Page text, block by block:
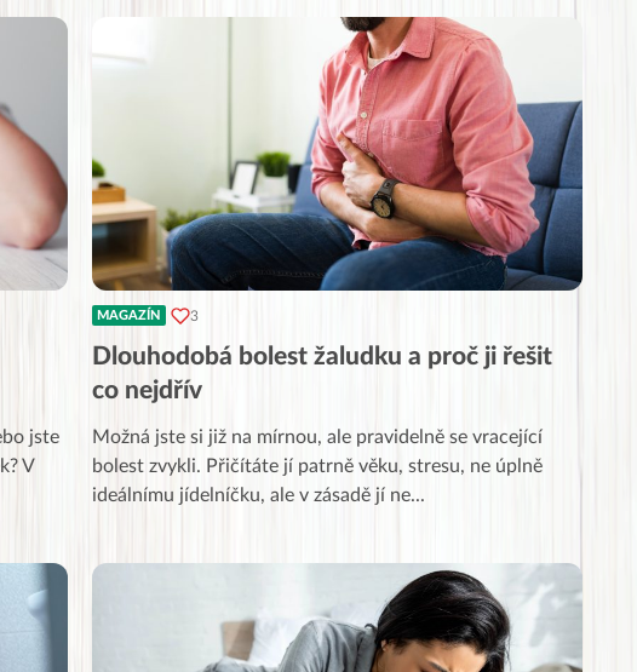
jste
V
MAGAZÍN 3
Dlouhodobá bolest žaludku a proč ji řešit
co nejdřív
Možná jste si již na mírnou, ale pravidelně se vracející
bolest zvykli. Přičítáte jí patrně věku, stresu, ne úplně
ideálnímu jídelníčku, ale v zásadě jí ne...